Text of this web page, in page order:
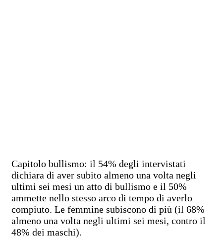
Capitolo bullismo: il 54% degli intervistati
dichiara di aver subito almeno una volta negli
ultimi sei mesi un atto di bullismo e il 50%
ammette nello stesso arco di tempo di averlo
compiuto. Le femmine subiscono di più (il 68%
almeno una volta negli ultimi sei mesi, contro il
48% dei maschi).